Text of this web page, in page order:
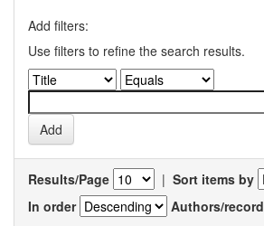
Add filters:
Use filters to refine the search results.
Results/Page | Sort items by
In order
Authors/record